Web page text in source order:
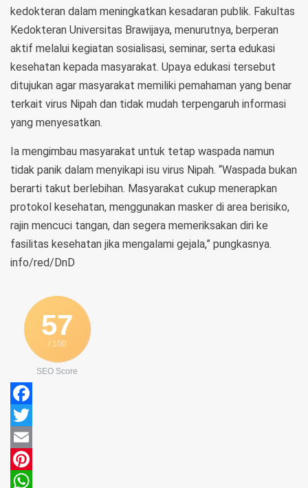
kedokteran dalam meningkatkan kesadaran publik. Fakultas
Kedokteran Universitas Brawijaya, menurutnya, berperan
aktif melalui kegiatan sosialisasi, seminar, serta edukasi
kesehatan kepada masyarakat. Upaya edukasi tersebut
ditujukan agar masyarakat memiliki pemahaman yang benar
terkait virus Nipah dan tidak mudah terpengaruh informasi
yang menyesatkan.
Ia mengimbau masyarakat untuk tetap waspada namun
tidak panik dalam menyikapi isu virus Nipah. “Waspada bukan
berarti takut berlebihan. Masyarakat cukup menerapkan
protokol kesehatan, menggunakan masker di area berisiko,
rajin mencuci tangan, dan segera memeriksakan diri ke
fasilitas kesehatan jika mengalami gejala,” pungkasnya.
info/red/DnD
57
/ 100
SEO Score
Facebook
Twitter
Email
Pinterest